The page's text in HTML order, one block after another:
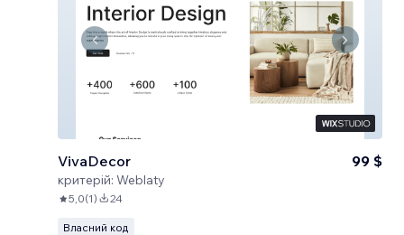
VivaDecor
критерій: Weblaty
99 $
5,0(1) 24
Власний код